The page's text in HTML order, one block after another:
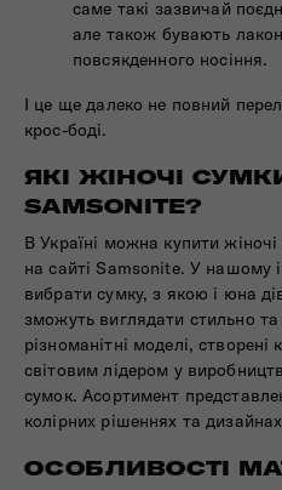
саме такі зазвичай
але також бувають
повсякденного носіння.
І це ще далеко не повний
крос-боді.
ЯКІ ЖІНОЧІ
SAMSONITE?
В Україні можна купити
на сайті Samsonite. У нашому
вибрати сумку, з якою і юна
зможуть виглядати стильно
різноманітні моделі,
світовим лідером у
сумок. Асортимент
колірних рішеннях та
ОСОБЛИВОСТІ